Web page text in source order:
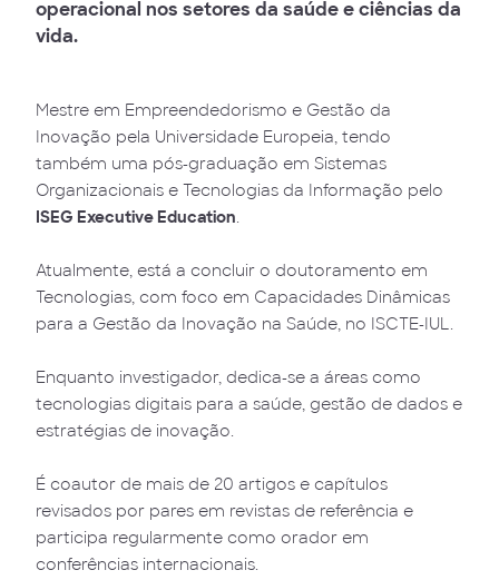
operacional nos setores da saúde e ciências da
vida.
Mestre em Empreendedorismo e Gestão da
Inovação pela Universidade Europeia, tendo
também uma pós-graduação em Sistemas
Organizacionais e Tecnologias da Informação pelo
ISEG Executive Education.
Atualmente, está a concluir o doutoramento em
Tecnologias, com foco em Capacidades Dinâmicas
para a Gestão da Inovação na Saúde, no ISCTE-IUL.
Enquanto investigador, dedica-se a áreas como
tecnologias digitais para a saúde, gestão de dados e
estratégias de inovação.
É coautor de mais de 20 artigos e capítulos
revisados por pares em revistas de referência e
participa regularmente como orador em
conferências internacionais.